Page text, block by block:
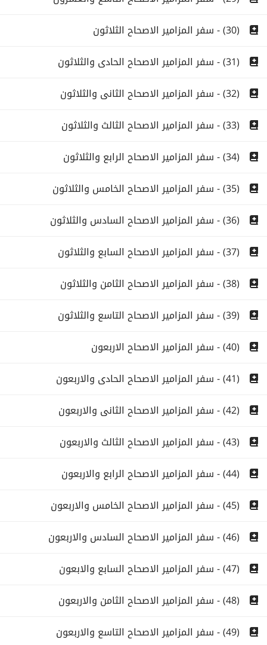
(30) - سفر المزامير الاصحاح الثلاثون
(31) - سفر المزامير الاصحاح الحادى والثلاثون
(32) - سفر المزامير الاصحاح الثانى والثلاثون
(33) - سفر المزامير الاصحاح الثالث والثلاثون
(34) - سفر المزامير الاصحاح الرابع والثلاثون
(35) - سفر المزامير الاصحاح الخامس والثلاثون
(36) - سفر المزامير الاصحاح السادس والثلاثون
(37) - سفر المزامير الاصحاح السابع والثلاثون
(38) - سفر المزامير الاصحاح الثامن والثلاثون
(39) - سفر المزامير الاصحاح التاسع والثلاثون
(40) - سفر المزامير الاصحاح الاربعون
(41) - سفر المزامير الاصحاح الحادى والاربعون
(42) - سفر المزامير الاصحاح الثانى والاربعون
(43) - سفر المزامير الاصحاح الثالث والاربعون
(44) - سفر المزامير الاصحاح الرابع والاربعون
(45) - سفر المزامير الاصحاح الخامس والاربعون
(46) - سفر المزامير الاصحاح السادس والاربعون
(47) - سفر المزامير الاصحاح السابع والابعون
(48) - سفر المزامير الاصحاح الثامن والاربعون
(49) - سفر المزامير الاصحاح التاسع والاربعون